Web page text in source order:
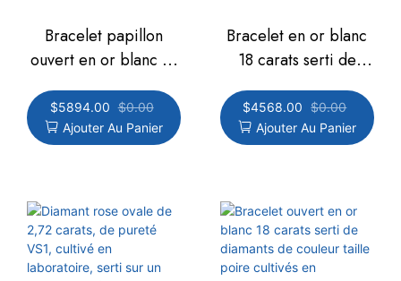
Bracelet papillon
ouvert en or blanc 18
diamants bleu vif de
taille poire, double
style luxueux et léger,
2,07 ct, pureté VVS2
ZSL1F13
$5894.00 $0.00
Ajouter Au Panier
Bracelet en or blanc
18 carats serti de
cultivés de 1,77 carat,
pureté VS1, en forme
$4568.00 $0.00
Ajouter Au Panier